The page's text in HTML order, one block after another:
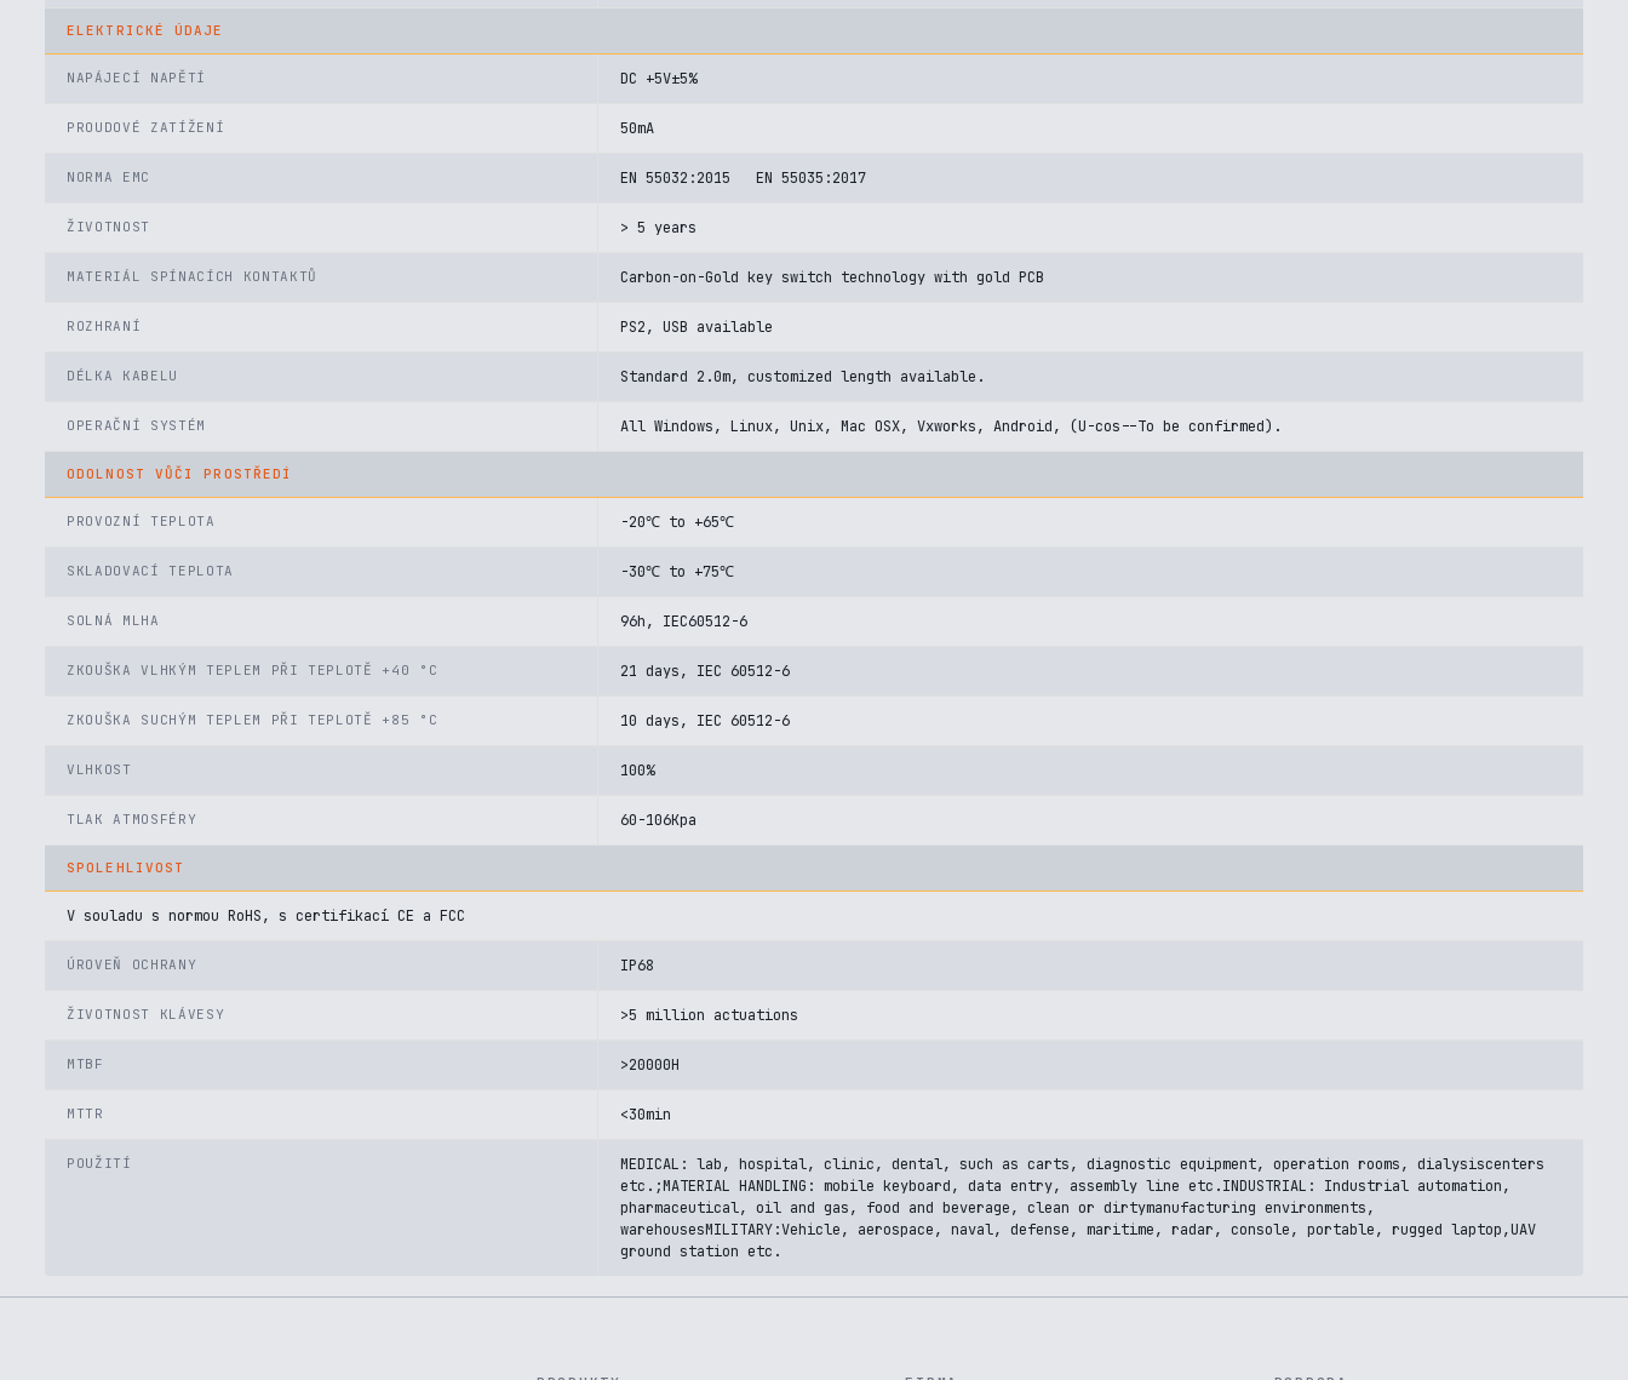
ELEKTRICKÉ ÚDAJE
NAPÁJECÍ NAPĚTÍ DC +5V±5%
PROUDOVÉ ZATÍŽENÍ 50mA
NORMA EMC EN 55032:2015 EN 55035:2017
ŽIVOTNOST > 5 years
MATERIÁL SPÍNACÍCH KONTAKTŮ Carbon-on-Gold key switch technology with gold PCB
ROZHRANÍ PS2, USB available
DÉLKA KABELU Standard 2.0m, customized length available.
OPERAČNÍ SYSTÉM All Windows, Linux, Unix, Mac OSX, Vxworks, Android, (U-cos--To be confirmed).
ODOLNOST VŮČI PROSTŘEDÍ
PROVOZNÍ TEPLOTA -20℃ to +65℃
SKLADOVACÍ TEPLOTA -30℃ to +75℃
SOLNÁ MLHA 96h, IEC60512-6
ZKOUŠKA VLHKÝM TEPLEM PŘI TEPLOTĚ +40 °C 21 days, IEC 60512-6
ZKOUŠKA SUCHÝM TEPLEM PŘI TEPLOTĚ +85 °C 10 days, IEC 60512-6
VLHKOST 100%
TLAK ATMOSFÉRY 60-106Kpa
SPOLEHLIVOST
V souladu s normou RoHS, s certifikací CE a FCC
ÚROVEŇ OCHRANY IP68
ŽIVOTNOST KLÁVESY >5 million actuations
MTBF >20000H
MTTR <30min
POUŽITÍ
MEDICAL: lab, hospital, clinic, dental, such as carts, diagnostic equipment, operation rooms, dialysiscenters
etc.;MATERIAL HANDLING: mobile keyboard, data entry, assembly line etc.INDUSTRIAL: Industrial automation,
pharmaceutical, oil and gas, food and beverage, clean or dirtymanufacturing environments,
warehousesMILITARY:Vehicle, aerospace, naval, defense, maritime, radar, console, portable, rugged laptop,UAV
ground station etc.